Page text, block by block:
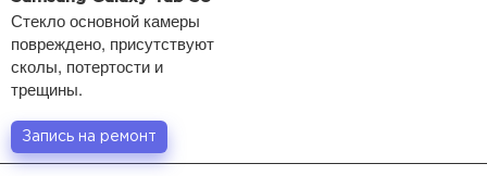
Стекло основной камеры
повреждено, присутствуют
сколы, потертости и
трещины.
Запись на ремонт